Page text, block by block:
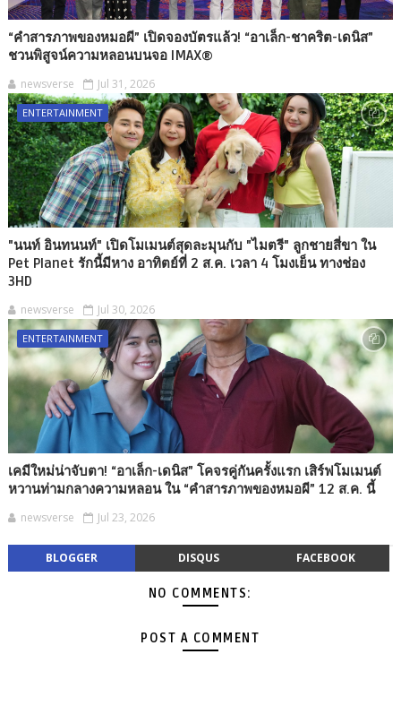
“คำสารภาพของหมอผี” เปิดจองบัตรแล้ว! “อาเล็ก-ชาคริต-เดนิส”
ชวนพิสูจน์ความหลอนบนจอ IMAX®
newsverse Jul 31, 2026
ENTERTAINMENT
"นนท์ อินทนนท์" เปิดโมเมนต์สุดละมุนกับ "ไมตรี" ลูกชายสี่ขา ใน
Pet Planet รักนี้มีหาง อาทิตย์ที่ 2 ส.ค. เวลา 4 โมงเย็น ทางช่อง
3HD
newsverse Jul 30, 2026
ENTERTAINMENT
เคมีใหม่น่าจับตา! “อาเล็ก-เดนิส” โคจรคู่กันครั้งแรก เสิร์ฟโมเมนต์
หวานท่ามกลางความหลอน ใน “คำสารภาพของหมอผี” 12 ส.ค. นี้
newsverse Jul 23, 2026
BLOGGER DISQUS FACEBOOK
NO COMMENTS:
POST A COMMENT